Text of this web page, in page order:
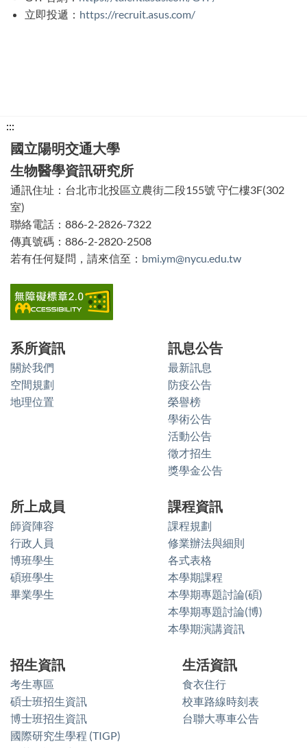
立即投遞： https://recruit.asus.com/
:::
方
功
能
區
塊
國立陽明交通大學
生物醫學資訊研究所
通訊住址：台北市北投區立農街二段155號 守仁樓3F(302
室)
聯絡電話：886-2-2826-7322
傳真號碼：886-2-2820-2508
若有任何疑問，請來信至： bmi.ym@nycu.edu.tw
系所資訊
關於我們
空間規劃
地理位置
訊息公告
最新訊息
防疫公告
榮譽榜
學術公告
活動公告
徵才招生
獎學金公告
所上成員
師資陣容
行政人員
博班學生
碩班學生
畢業學生
課程資訊
課程規劃
修業辦法與細則
各式表格
本學期課程
本學期專題討論(碩)
本學期專題討論(博)
本學期演講資訊
招生資訊
考生專區
碩士班招生資訊
博士班招生資訊
國際研究生學程 (TIGP)
生活資訊
食衣住行
校車路線時刻表
台聯大專車公告